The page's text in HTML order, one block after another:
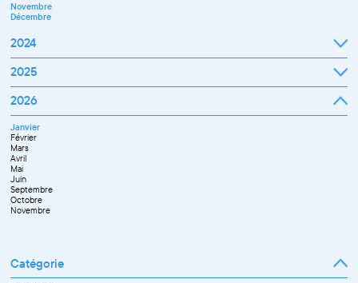
Novembre
Décembre
2024
Janvier
Mars
Avril
Juin
Juillet
Septembre
Novembre
Décembre
2025
Janvier
Mars
Avril
Mai
Juin
Juillet
Septembre
Octobre
Novembre
Décembre
2026
Janvier
Février
Mars
Avril
Mai
Juin
Septembre
Octobre
Novembre
Catégorie